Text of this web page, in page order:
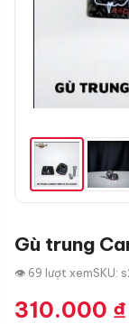
Gù trung
👁 69 lượt xemSKU:
310.000 ₫